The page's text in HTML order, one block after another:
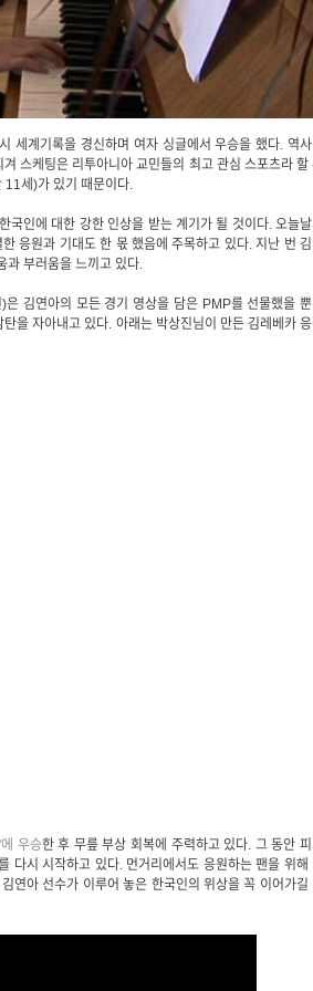
세계기록을 경신하며 여자 싱글에서 우승을 했다. 역
스케팅은 리투아니아 교민들의 최고 관심 스포츠라 할
11세)가 있기 때문이다.
국인에 대한 강한 인상을 받는 계기가 될 것이다. 오늘
응원과 기대도 한 몫 했음에 주목하고 있다. 지난 번
과 부러움을 느끼고 있다.
은 김연아의 모든 경기 영상을 담은 PMP를 선물했을
을 자아내고 있다. 아래는 박상진님이 만든 김레베카
우승한 후 무릎 부상 회복에 주력하고 있다. 그 동안
다시 시작하고 있다. 먼거리에서도 응원하는 팬을 위해
연아 선수가 이루어 놓은 한국인의 위상을 꼭 이어가길